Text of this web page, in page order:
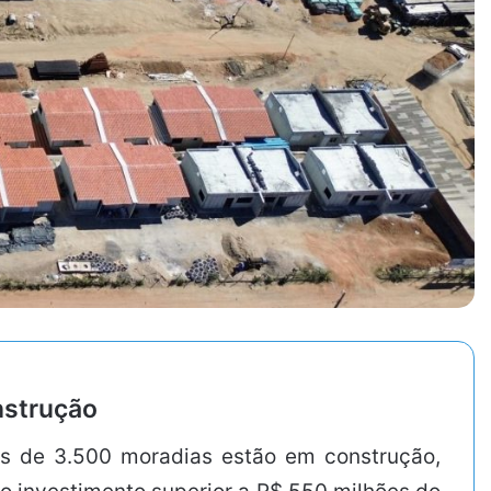
de 3.500 moradias estão em construção,